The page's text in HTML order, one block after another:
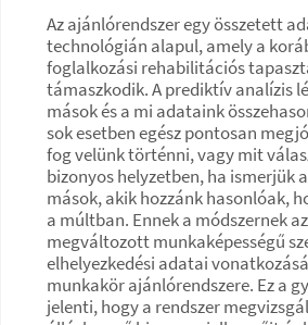
Az ajánlórendszer egy összetett
technológián alapul, amely a
foglalkozási rehabilitációs
támaszkodik. A prediktív analízis
mások és a mi adataink
sok esetben egész pontosan
fog velünk történni, vagy mit
bizonyos helyzetben, ha ismerjük
mások, akik hozzánk hasonlóak,
a múltban. Ennek a módszernek
megváltozott munkaképességű
elhelyezkedési adatai
munkakör ajánlórendszere. Ez a
jelenti, hogy a rendszer